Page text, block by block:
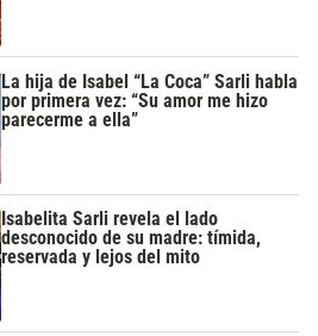
La hija de Isabel “La Coca” Sarli habla
por primera vez: “Su amor me hizo
parecerme a ella”
Isabelita Sarli revela el lado
desconocido de su madre: tímida,
reservada y lejos del mito